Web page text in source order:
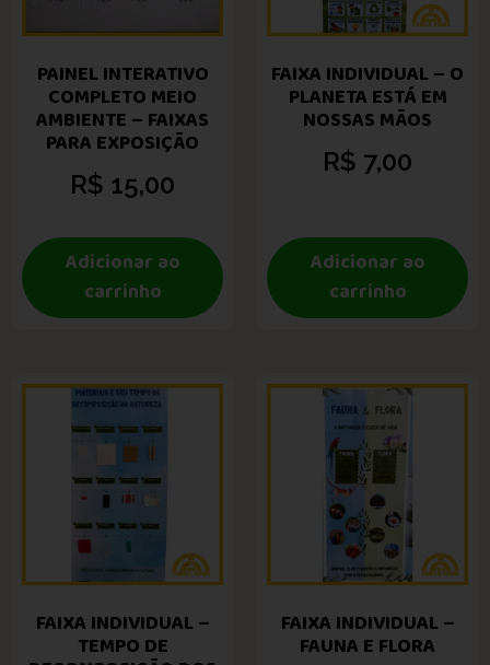
PAINEL INTERATIVO
COMPLETO MEIO
AMBIENTE – FAIXAS
PARA EXPOSIÇÃO
R$ 15,00
Adicionar ao
carrinho
FAIXA INDIVIDUAL – O
PLANETA ESTÁ EM
NOSSAS MÃOS
R$ 7,00
Adicionar ao
carrinho
FAIXA INDIVIDUAL –
TEMPO DE
FAIXA INDIVIDUAL –
FAUNA E FLORA